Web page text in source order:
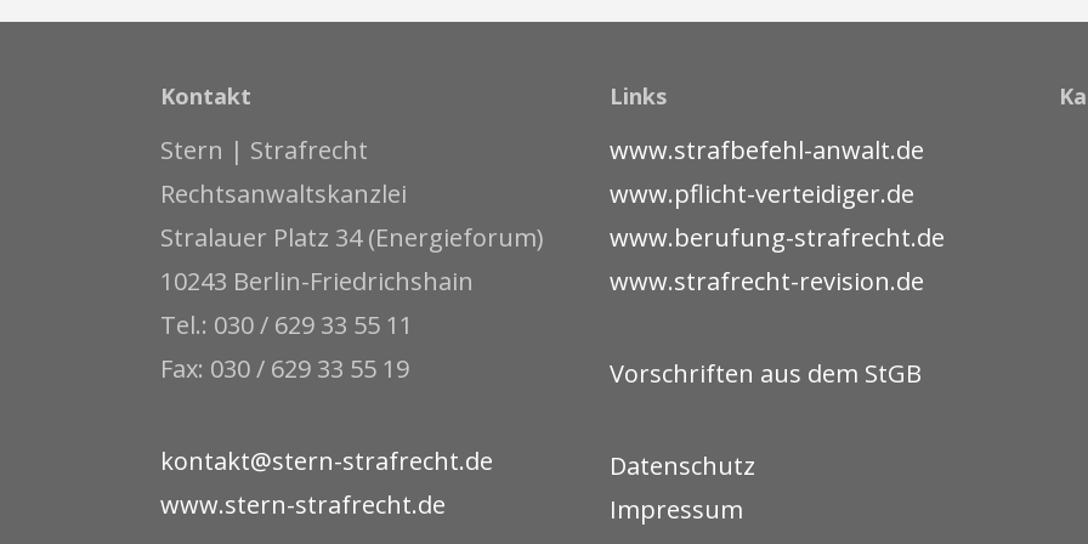
Kontakt
Stern | Strafrecht
Rechtsanwaltskanzlei
Stralauer Platz 34 (Energieforum)
10243 Berlin-Friedrichshain
Tel.: 030 / 629 33 55 11
Fax: 030 / 629 33 55 19
kontakt@stern-strafrecht.de
www.stern-strafrecht.de
Links
www.strafbefehl-anwalt.de
www.pflicht-verteidiger.de
www.berufung-strafrecht.de
www.strafrecht-revision.de
Vorschriften aus dem StGB
Datenschutz
Impressum